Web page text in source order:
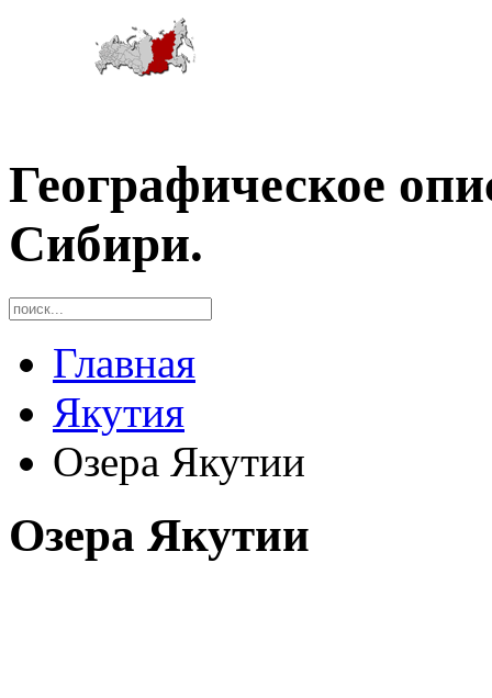
Географическое
Сибири.
Главная
Якутия
Озера Якутии
Озера Якутии